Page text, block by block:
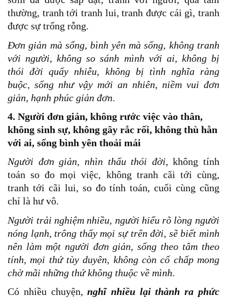
thường, tranh tới tranh lui, tranh được cái gì, tranh
được sự trống rỗng.
Đơn giản mà sống, bình yên mà sống, không tranh
với người, không so sánh mình với ai, không bị
thói đời quấy nhiễu, không bị tình nghĩa ràng
buộc, sống như vậy mới an nhiên, niềm vui đơn
giản, hạnh phúc giản đơn.
4. Người đơn giản, không rước việc vào thân,
không sinh sự, không gây rắc rối, không thù hằn
với ai, sống bình yên thoải mái
Người đơn giản, nhìn thấu thói đời, không tính
toán so đo mọi việc, không tranh cãi tới cùng,
tranh tới cãi lui, so đo tính toán, cuối cùng cũng
chỉ là hư vô.
Người trải nghiệm nhiều, người hiểu rõ lòng người
nóng lạnh, trông thấy mọi sự trên đời, sẽ biết mình
nên làm một người đơn giản, sống theo tâm theo
tính, mọi thứ tùy duyên, không còn cố chấp mong
chờ mãi những thứ không thuộc về mình.
Có nhiều chuyện,nghĩ nhiều lại thành ra phức